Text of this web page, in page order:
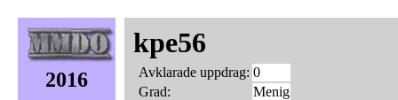
2016
kpe56
Avklarade uppdrag: 0
Grad:
Menig